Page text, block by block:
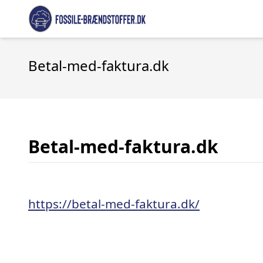
Betal-med-faktura.dk
Betal-med-faktura.dk
https://betal-med-faktura.dk/